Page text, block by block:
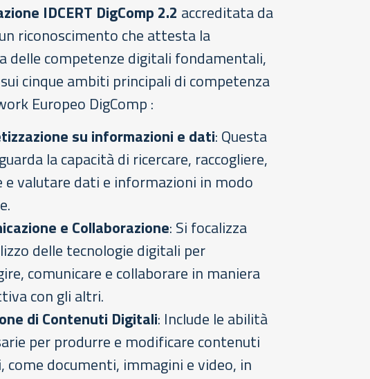
IDCERT DigComp 2.2 accreditata da
riconoscimento che attesta la
delle competenze digitali fondamentali,
cinque ambiti principali di competenza
Europeo DigComp :
su informazioni e dati: Questa
la capacità di ricercare, raccogliere,
e valutare dati e informazioni in modo
e Collaborazione: Si focalizza
delle tecnologie digitali per
comunicare e collaborare in maniera
con gli altri.
di Contenuti Digitali: Include le abilità
per produrre e modificare contenuti
come documenti, immagini e video, in